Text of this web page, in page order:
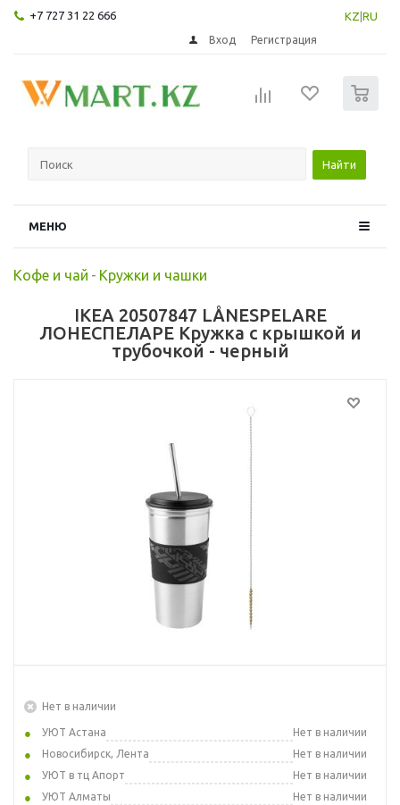
+7 727 31 22 666 KZ RU
Вход Регистрация
Найти
МЕНЮ
Кофе и чай - Кружки и чашки
IKEA 20507847 LÅNESPELARE
ЛОНЕСПЕЛАРЕ Кружка с крышкой и
трубочкой - черный
Нет в наличии
УЮТ Астана
Нет в наличии
Новосибирск, Лента
Нет в наличии
УЮТ в тц Апорт
Нет в наличии
УЮТ Алматы
Нет в наличии